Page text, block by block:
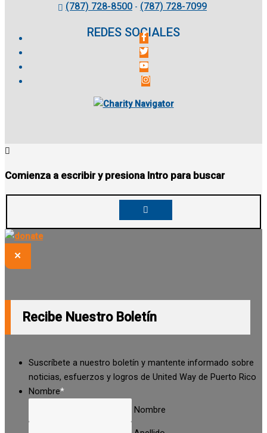
(787) 728-8500 - (787) 728-7099
REDES SOCIALES
Comienza a escribir y presiona Intro para buscar
✕
Recibe Nuestro Boletín
Suscríbete a nuestro boletín y mantente informado sobre
noticias, esfuerzos y logros de United Way de Puerto Rico
Nombre*
Nombre